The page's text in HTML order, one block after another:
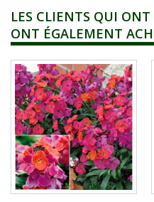
LES CLIENTS QUI
ONT ÉGALEMENT